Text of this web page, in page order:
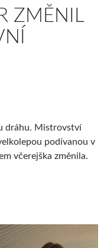
ZMĚNIL
dráhu. Mistrovství
podívanou v
včerejška změnila.